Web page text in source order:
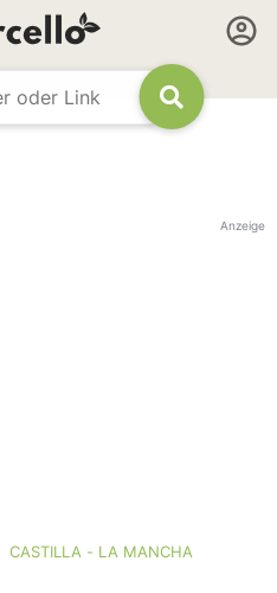
Anzeige
CASTILLA - LA MANCHA